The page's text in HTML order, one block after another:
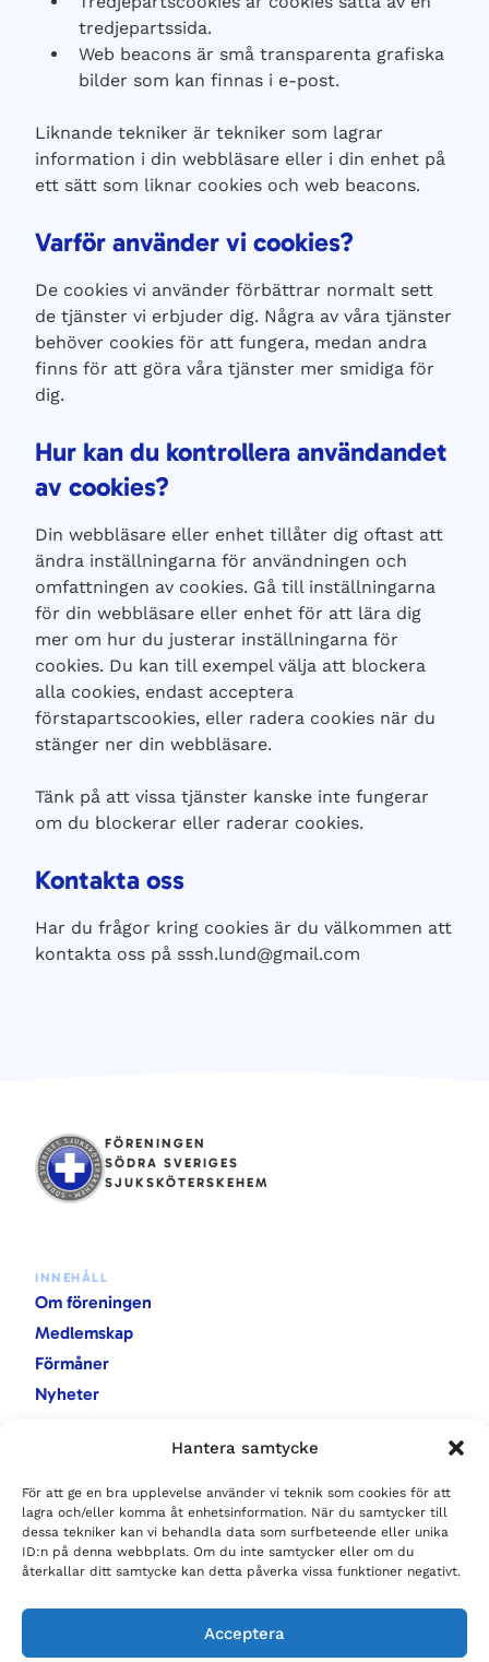
Hantera samtycke
För att ge en bra upplevelse använder vi teknik som cookies för att
lagra och/eller komma åt enhetsinformation. När du samtycker till
dessa tekniker kan vi behandla data som surfbeteende eller unika
ID:n på denna webbplats. Om du inte samtycker eller om du
återkallar ditt samtycke kan detta påverka vissa funktioner negativt.
Acceptera
tredjepartssida.
Web beacons är små transparenta grafiska
bilder som kan finnas i e-post.
Liknande tekniker är tekniker som lagrar
information i din webbläsare eller i din enhet på
ett sätt som liknar cookies och web beacons.
Varför använder vi cookies?
De cookies vi använder förbättrar normalt sett
de tjänster vi erbjuder dig. Några av våra tjänster
behöver cookies för att fungera, medan andra
finns för att göra våra tjänster mer smidiga för
dig.
Hur kan du kontrollera användandet
av cookies?
Din webbläsare eller enhet tillåter dig oftast att
ändra inställningarna för användningen och
omfattningen av cookies. Gå till inställningarna
för din webbläsare eller enhet för att lära dig
mer om hur du justerar inställningarna för
cookies. Du kan till exempel välja att blockera
alla cookies, endast acceptera
förstapartscookies, eller radera cookies när du
stänger ner din webbläsare.
Tänk på att vissa tjänster kanske inte fungerar
om du blockerar eller raderar cookies.
Kontakta oss
Har du frågor kring cookies är du välkommen att
kontakta oss på sssh.lund@gmail.com
FÖRENINGEN
SÖDRA SVERIGES
SJUKSKÖTERSKEHEM
INNEHÅLL
Om föreningen
Medlemskap
Förmåner
Nyheter
KONTAKTA OSS
Baravägen 9
222 40 Lund